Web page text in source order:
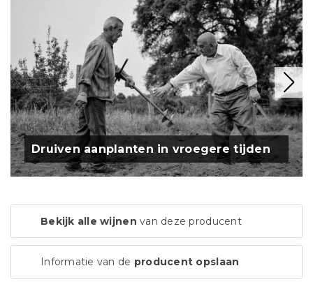
Druiven aanplanten in vroegere tijden
Bekijk alle wijnen van deze producent
Informatie van de producent opslaan